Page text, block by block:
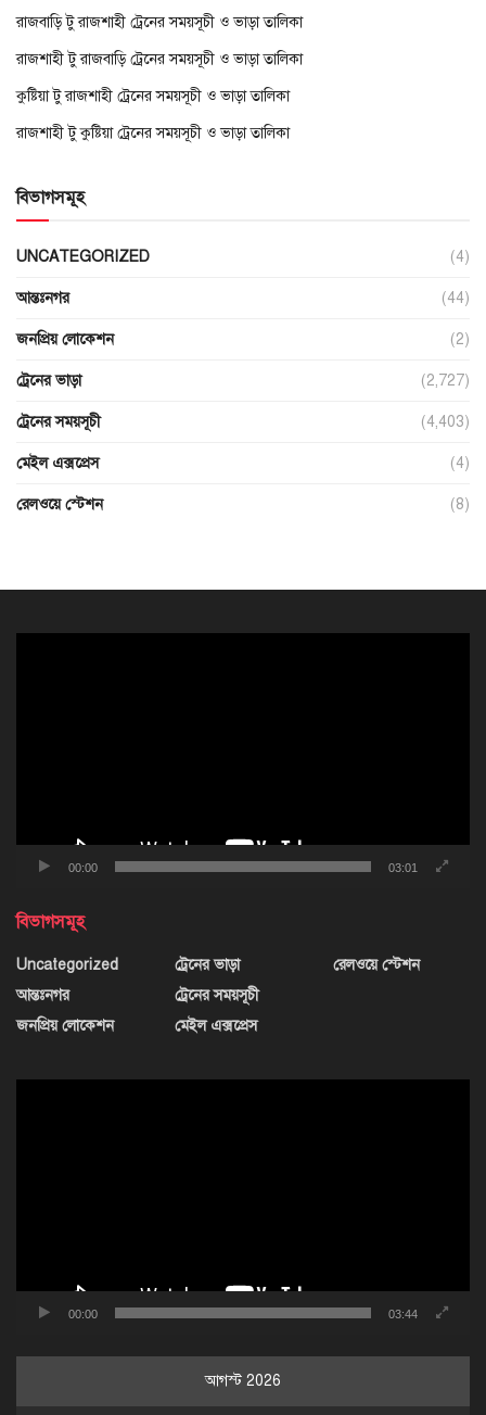
রাজবাড়ি টু রাজশাহী ট্রেনের সময়সূচী ও ভাড়া তালিকা
রাজশাহী টু রাজবাড়ি ট্রেনের সময়সূচী ও ভাড়া তালিকা
কুষ্টিয়া টু রাজশাহী ট্রেনের সময়সূচী ও ভাড়া তালিকা
রাজশাহী টু কুষ্টিয়া ট্রেনের সময়সূচী ও ভাড়া তালিকা
বিভাগসমূহ
UNCATEGORIZED (4)
আন্তঃনগর (44)
জনপ্রিয় লোকেশন (2)
ট্রেনের ভাড়া (2,727)
ট্রেনের সময়সূচী (4,403)
মেইল এক্সপ্রেস (4)
রেলওয়ে স্টেশন (8)
00:00 03:01
বিভাগসমূহ
Uncategorized
আন্তঃনগর
জনপ্রিয় লোকেশন
ট্রেনের ভাড়া
ট্রেনের সময়সূচী
মেইল এক্সপ্রেস
রেলওয়ে স্টেশন
00:00 03:44
আগস্ট 2026